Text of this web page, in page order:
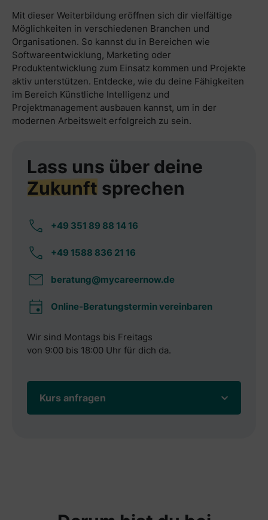
Mit dieser Weiterbildung eröffnen sich dir vielfältige
Möglichkeiten in verschiedenen Branchen und
Organisationen. So kannst du in Bereichen wie
Softwareentwicklung, Marketing oder
Produktentwicklung zum Einsatz kommen und Projekte
aktiv unterstützen. Entdecke, wie du deine Fähigkeiten
im Bereich Künstliche Intelligenz und
Projektmanagement ausbauen kannst, um in der
modernen Arbeitswelt erfolgreich zu sein.
Lass uns über deine
Zukunft sprechen
+49 351 89 88 14 16
+49 1588 836 21 16
beratung@mycareernow.de
Online-Beratungstermin vereinbaren
Wir sind Montags bis Freitags
von 9:00 bis 18:00 Uhr für dich da.
Kurs anfragen